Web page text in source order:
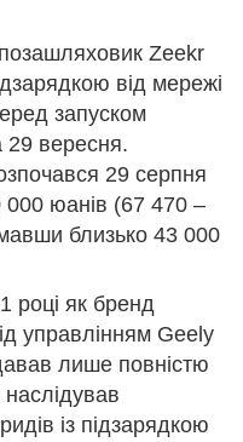
Zeekr
від мережі
запуском
29 вересня.
29 серпня
000 юанів (67 470 –
близько 43 000
році як бренд
управлінням Geely
лише повністю
із підзарядкою